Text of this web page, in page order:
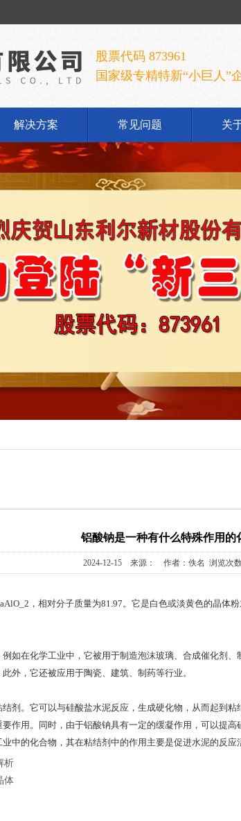
股票代码 873961
国家级专精特新“小巨人”
解决方案 常见问题 关
公
发
荣
铝酸钠是一种有什么特殊作用的
2024-12-15 来源： 作者：佚名 浏览次
，相对分子质量为81.97。它是白色或淡黄色的晶体
如在化学工业中，它被用于制造泡沫玻璃、合成催化剂
外，它还被应用于陶瓷、建筑、制药等行业。
剂。它可以与硅酸盐水泥反应，生成硬化物，从而起到
作用。同时，由于铝酸钠具有一定的缓凝作用，可以提高
中的化合物，其在粘结剂中的作用主要是促进水泥的反应
析
体